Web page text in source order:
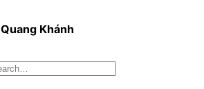
Quang Khánh